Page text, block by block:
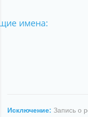
имена:
Исключение: Запись о